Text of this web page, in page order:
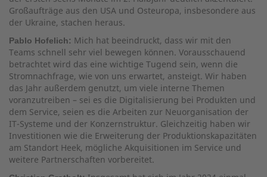
Großaufträge aus den USA und Osteuropa, insbesondere aus
der Ukraine, stachen heraus.
Pablo Hofelich: Mich hat beeindruckt, dass wir mit den
Teams schnell sehr viel bewegen können. Vorausschauend
betrachtet wird das eine wichtige Tugend sein, wenn die
Stromnachfrage, wie von uns erwartet, ansteigt. Wir haben
das Jahr außerdem genutzt, um viele interne Themen
voranzutreiben – sei es die Digitalisierung bei Produkten und
dem Service, seien es die Arbeiten zur Neuorganisation der
IT-Systeme und der Konzernstruktur. Gleichzeitig haben wir
Investitionen wie die Erweiterung der Produktionskapazitäten
am Standort Heek, mögliche Akquisitionen im Service und
weitere Partnerschaften vorbereitet.